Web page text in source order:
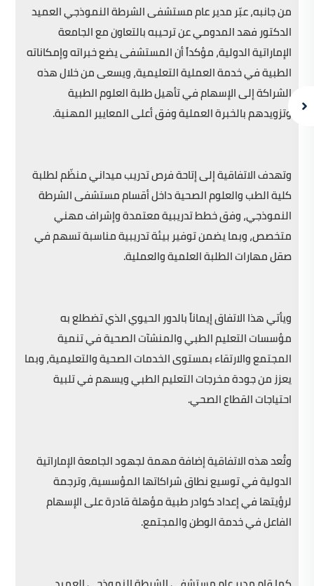
من جانبه، عبّر مدير عام مستشفى الشرطة النموذجي العميد
الدكتور فهد المدومي عن ترحيبه بالتعاون مع الجامعة
الإماراتية الدولية، مؤكداً أن المستشفى يضع خبراته وإمكاناته
الطبية في خدمة العملية التعليمية، ويسعى من خلال هذه
الشراكة إلى الإسهام في تأهيل طلبة العلوم الطبية
وتزويدهم بالخبرة العملية وفق أعلى المعايير المهنية.
وتهدف الاتفاقية إلى إتاحة فرص تدريب ميداني منظّم لطلبة
كلية الطب والعلوم الصحية داخل أقسام مستشفى الشرطة
النموذجي، وفق خطط تدريبية معتمدة وإشراف مهني
متخصص، وبما يضمن توفير بيئة تدريبية مناسبة تسهم في
صقل مهارات الطلبة العلمية والعملية.
ويأتي هذا الاتفاق إيماناً بالدور الحيوي الذي تضطلع به
مؤسسات التعليم الطبي والمنشآت الصحية في تنمية
المجتمع والارتقاء بمستوى الخدمات الصحية والتعليمية، وبما
يعزز من جودة مخرجات التعليم الطبي ويسهم في تلبية
احتياجات القطاع الصحي.
وتُعد هذه الاتفاقية إضافة مهمة لجهود الجامعة الإماراتية
الدولية في توسيع نطاق شراكاتها المؤسسية، وترجمة
لرؤيتها في إعداد كوادر طبية مؤهلة قادرة على الإسهام
الفاعل في خدمة الوطن والمجتمع.